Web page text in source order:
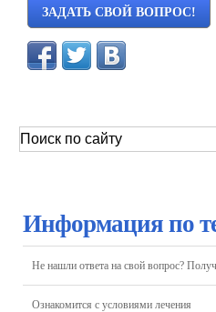
ЗАДАТЬ СВОЙ ВОПРОС!
Информация по
Не нашли ответа на свой вопрос?
Ознакомится с условиями лечения